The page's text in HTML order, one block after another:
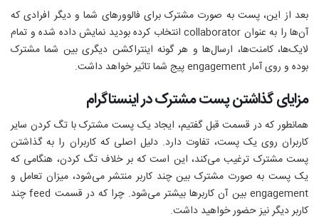
بعد از این، پست به صورت مشترک برای فالوورهای شما و دیگر افرادی که
آن‌ها را به عنوان collaborator انتخاب کرده بودید نمایش داده شده و تمام
لایک‌ها، کامنت‌ها، ارسال‌ها و هر گونه اینتراکشن دیگری بین شما مشترک
بوده و روی آمارengagementپیج شما تاثیر خواهد داشت.
مزایای گذاشتن پست مشترک در اینستاگرام
همانطور که در قسمت قبل گفتیم، ایجاد یک پست مشترک با تگ کردن سایر
کاربران روی یک پست، تفاوت دارد. دلیل اصلی که کاربران را به گذاشتن
پست مشترک ترغیب می‌کند، این است که بر خلاف تگ کردن، هنگامی که
یک پست به صورت مشترک بین چند کاربر منتشر می‌شود، میزان تعامل و
engagementبین آن کاربرها بیشتر می‌شود. چرا که در قسمت feedچند
کاربر دیگر نیز حضور خواهید داشت.